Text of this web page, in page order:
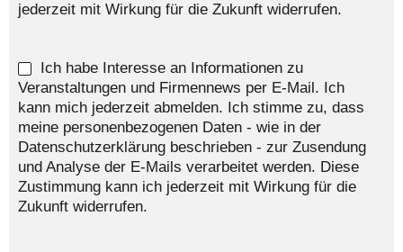
jederzeit mit Wirkung für die Zukunft widerrufen.
Ich habe Interesse an Informationen zu
Veranstaltungen und Firmennews per E-Mail. Ich
kann mich jederzeit abmelden. Ich stimme zu, dass
meine personenbezogenen Daten - wie in der
Datenschutzerklärung beschrieben - zur Zusendung
und Analyse der E-Mails verarbeitet werden. Diese
Zustimmung kann ich jederzeit mit Wirkung für die
Zukunft widerrufen.